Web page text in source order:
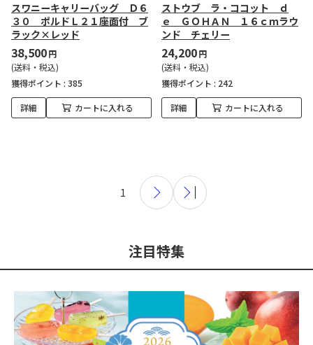
スワニーキャリーバッグ Ｄ６
３０ ポルドＬ２１座面付 ブ
ラック×レッド
38,500円
(送料・税込)
獲得ポイント : 385
詳細 カートに入れる
ストウブ ラ・ココット ｄ
ｅ ＧＯＨＡＮ １６ｃｍラウ
ンド チェリー
24,200円
(送料・税込)
獲得ポイント : 242
詳細 カートに入れる
1
注目特集